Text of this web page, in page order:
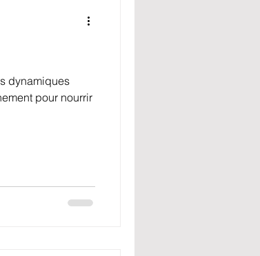
dynamiques
pour nourrir